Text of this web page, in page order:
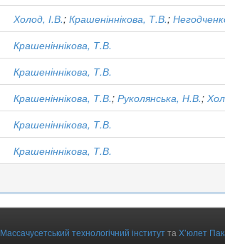
Холод, І.В.; Крашеніннікова, Т.В.;
Крашеніннікова, Т.В.
Крашеніннікова, Т.В.
Крашеніннікова, Т.В.; Руколянська, Н.В.;
Крашеніннікова, Т.В.
Крашеніннікова, Т.В.
Массачусетський технологічний інститутта Х’юлет